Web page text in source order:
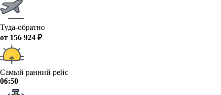
Туда-обратно
от 156 924 ₽
Самый ранний рейс
06:50